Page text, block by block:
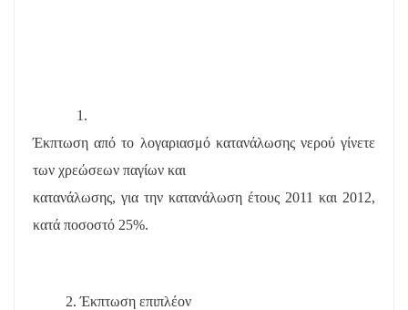
1.
Έκπτωση από το λογαριασμό κατανάλωσης νερού γίνετε
των χρεώσεων παγίων και
κατανάλωσης, για την κατανάλωση έτους 2011 και 2012,
κατά ποσοστό 25%.
2. Έκπτωση επιπλέον